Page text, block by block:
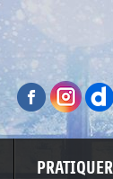
PRATIQUER